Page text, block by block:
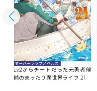
オーバーラップノベルス
Lv2からチートだった元勇者候
補のまったり異世界ライフ 21